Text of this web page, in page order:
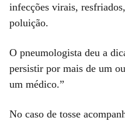
infecções virais,
poluição.
O pneumologista deu a
persistir por mais de um
um médico.”
No caso de tosse